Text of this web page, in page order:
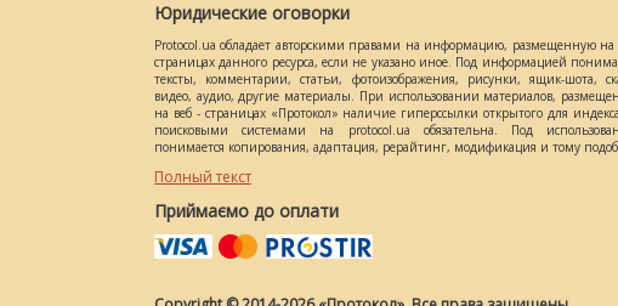
Юридические оговорки
Protocol.ua обладает авторскими правами на информацию, размещенную на
страницах данного ресурса, если не указано иное. Под информацией
тексты, комментарии, статьи, фотоизображения, рисунки, ящик-шота,
видео, аудио, другие материалы. При использовании материалов,
на веб - страницах «Протокол» наличие гиперссылки открытого для
поисковыми системами на protocol.ua обязательна. Под
понимается копирования, адаптация, рерайтинг, модификация и тому
Полный текст
Приймаємо до оплати